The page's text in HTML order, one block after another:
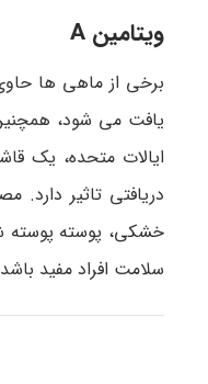
ویتامین A
یافت می شود،
خشکی، پوسته پوسته
سلامت افراد مفید